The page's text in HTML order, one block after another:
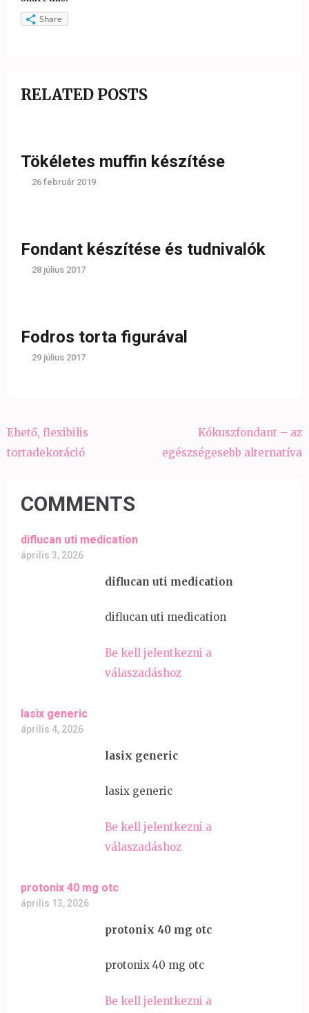
Share
RELATED POSTS
Tökéletes muffin készítése
26 február 2019
Fondant készítése és tudnivalók
28 július 2017
Fodros torta figurával
29 július 2017
Bejegyzés
navigáció
Ehető, flexibilis
tortadekoráció
Kókuszfondant – az
egészségesebb alternatíva
COMMENTS
diflucan uti medication
április 3, 2026
diflucan uti medication
diflucan uti medication
Be kell jelentkezni a
válaszadáshoz
lasix generic
április 4, 2026
lasix generic
lasix generic
Be kell jelentkezni a
válaszadáshoz
protonix 40 mg otc
április 13, 2026
protonix 40 mg otc
protonix 40 mg otc
Be kell jelentkezni a